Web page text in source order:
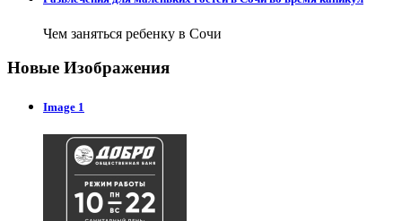
Чем заняться ребенку в Сочи
Новые Изображения
Image 1